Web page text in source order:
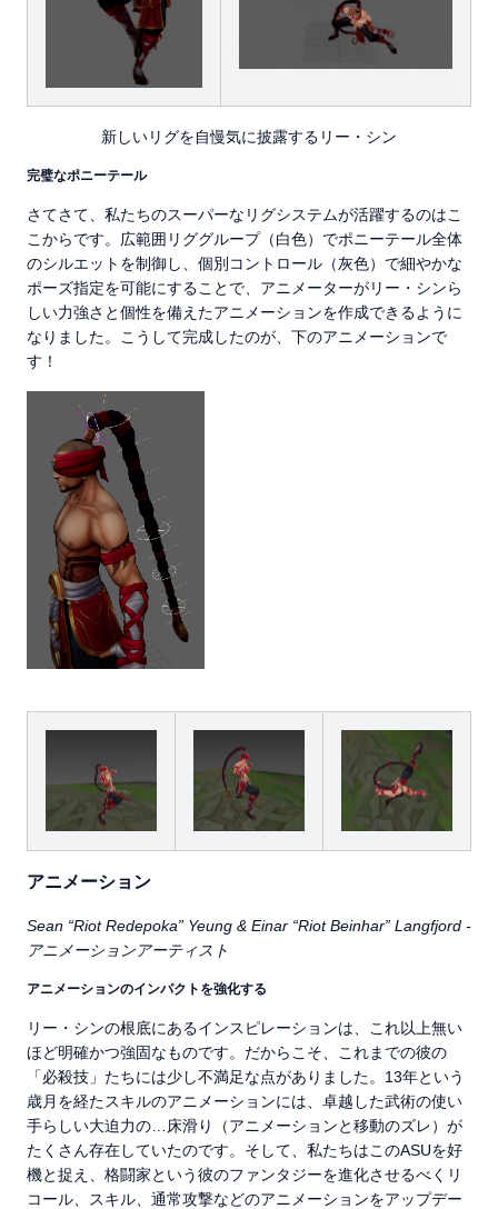
新しいリグを自慢気に披露するリー・シン
完璧なポニーテール
さてさて、私たちのスーパーなリグシステムが活躍するのはこ
こからです。広範囲リググループ（白色）でポニーテール全体
のシルエットを制御し、個別コントロール（灰色）で細やかな
ポーズ指定を可能にすることで、アニメーターがリー・シンら
しい力強さと個性を備えたアニメーションを作成できるように
なりました。こうして完成したのが、下のアニメーションで
す！
アニメーション
Sean “Riot Redepoka” Yeung & Einar “Riot Beinhar” Langfjord -
アニメーションアーティスト
アニメーションのインパクトを強化する
リー・シンの根底にあるインスピレーションは、これ以上無い
ほど明確かつ強固なものです。だからこそ、これまでの彼の
「必殺技」たちには少し不満足な点がありました。13年という
歳月を経たスキルのアニメーションには、卓越した武術の使い
手らしい大迫力の…床滑り（アニメーションと移動のズレ）が
たくさん存在していたのです。そして、私たちはこのASUを好
機と捉え、格闘家という彼のファンタジーを進化させるべくリ
コール、スキル、通常攻撃などのアニメーションをアップデー